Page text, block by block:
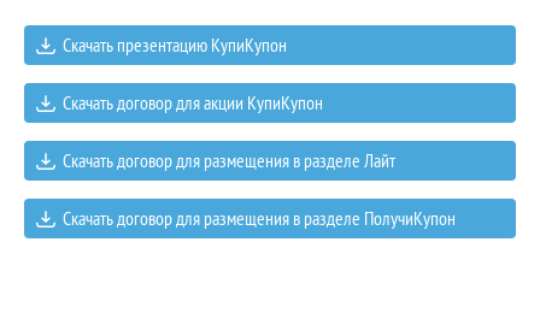
Скачать презентацию КупиКупон
Скачать договор для акции КупиКупон
Скачать договор для размещения в разделе Лайт
Скачать договор для размещения в разделе ПолучиКупон